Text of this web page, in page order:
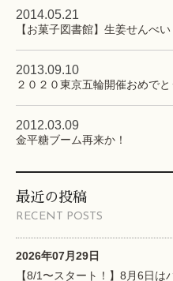
最近の投稿
RECENT POSTS
2026年07月29日
【8/1〜スタート！】8月6日
2014.05.21
【お菓子図書館】生姜せんべい
2013.09.10
２０２０東京五輪開催おめでと
2012.03.09
金平糖ブーム再来か！